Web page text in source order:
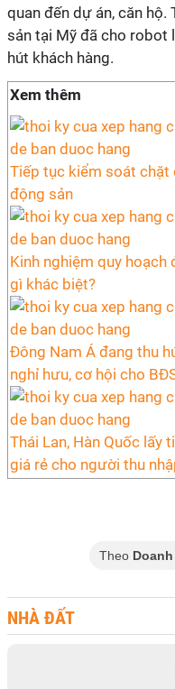
quan đến dự án, căn
sản tại Mỹ đã cho robot
hút khách hàng.
Xem thêm
Tiếp tục kiểm soát chặt
động sản
Kinh nghiệm quy hoạch
gì khác biệt?
Đông Nam Á đang thu
nghỉ hưu, cơ hội cho
Thái Lan, Hàn Quốc lấy
giá rẻ cho người thu
Theo
NHÀ ĐẤT